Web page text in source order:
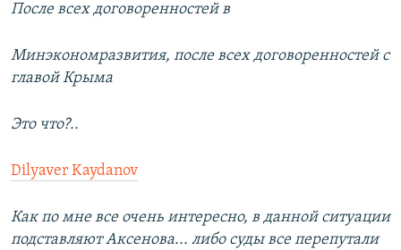
После всех договоренностей в
Минэкономразвития, после всех договоренностей с
главой Крыма
Это что?..
Dilyaver Kaydanov
Как по мне все очень интересно, в данной ситуации
подставляют Аксенова... либо суды все перепутали